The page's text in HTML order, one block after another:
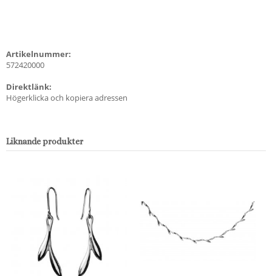
Artikelnummer:
572420000
Direktlänk:
Högerklicka och kopiera adressen
Liknande produkter